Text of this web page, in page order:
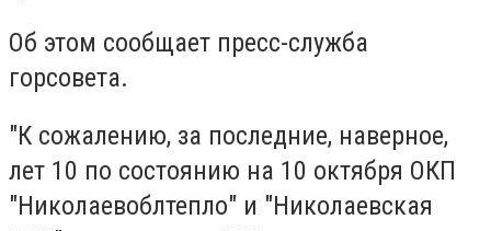
Об этом сообщает пресс-служба
горсовета.
"К сожалению, за последние, наверное,
лет 10 по состоянию на 10 октября ОКП
"Николаевоблтепло" и "Николаевская